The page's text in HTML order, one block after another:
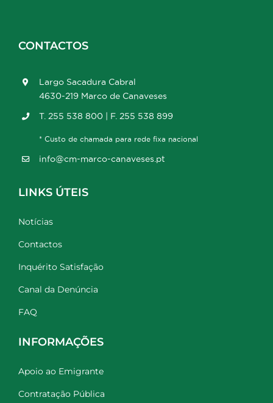
CONTACTOS
Largo Sacadura Cabral
4630-219 Marco de Canaveses
T. 255 538 800 | F. 255 538 899
* Custo de chamada para rede fixa nacional
info@cm-marco-canaveses.pt
LINKS ÚTEIS
Notícias
Contactos
Inquérito Satisfação
Canal da Denúncia
FAQ
INFORMAÇÕES
Apoio ao Emigrante
Contratação Pública